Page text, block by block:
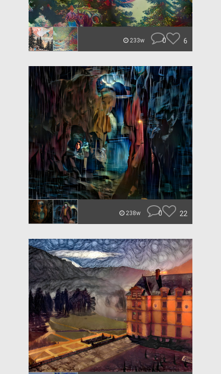
233w 0 6
238w 0 22